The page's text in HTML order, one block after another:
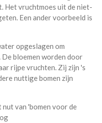
Het vruchtmoes uit de niet-
Een ander voorbeeld is
opgeslagen om
bloemen worden door
rijpe vruchten. Zij zijn 's
nuttige bomen zijn
van 'bomen voor de